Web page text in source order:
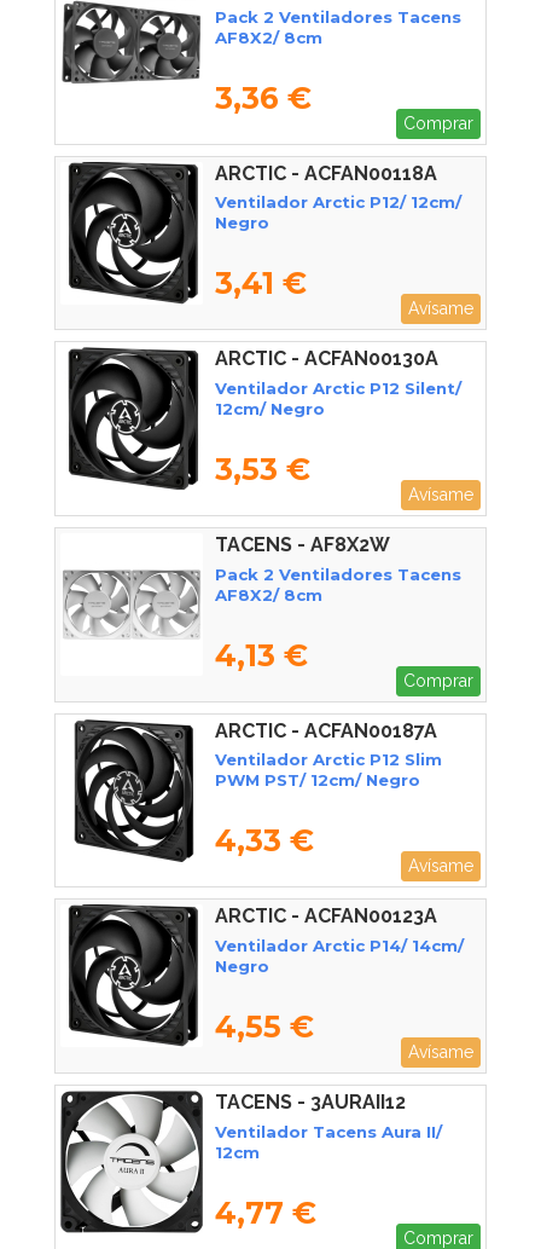
Pack 2 Ventiladores Tacens
AF8X2/ 8cm
3,36 €
Comprar
ARCTIC - ACFAN00118A
Ventilador Arctic P12/ 12cm/
Negro
3,41 €
Avísame
ARCTIC - ACFAN00130A
Ventilador Arctic P12 Silent/
12cm/ Negro
3,53 €
Avísame
TACENS - AF8X2W
Pack 2 Ventiladores Tacens
AF8X2/ 8cm
4,13 €
Comprar
ARCTIC - ACFAN00187A
Ventilador Arctic P12 Slim
PWM PST/ 12cm/ Negro
4,33 €
Avísame
ARCTIC - ACFAN00123A
Ventilador Arctic P14/ 14cm/
Negro
4,55 €
Avísame
TACENS - 3AURAII12
Ventilador Tacens Aura II/
12cm
4,77 €
Comprar